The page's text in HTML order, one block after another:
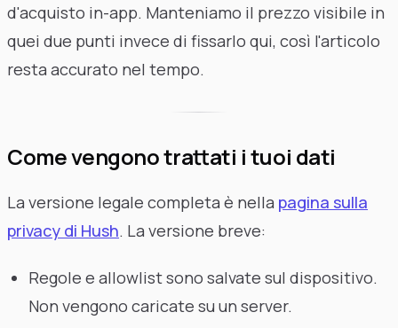
d'acquisto in-app. Manteniamo il prezzo visibile in
quei due punti invece di fissarlo qui, così l'articolo
resta accurato nel tempo.
Come vengono trattati i tuoi dati
La versione legale completa è nella pagina sulla
privacy di Hush. La versione breve:
Regole e allowlist sono salvate sul dispositivo.
Non vengono caricate su un server.